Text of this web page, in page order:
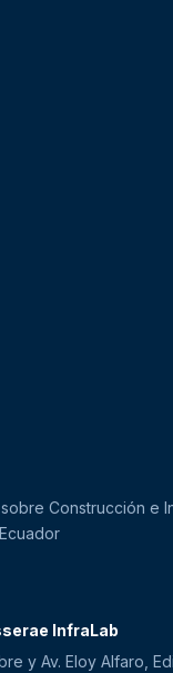
Construcción e
InfraLab
y Av. Eloy Alfaro,